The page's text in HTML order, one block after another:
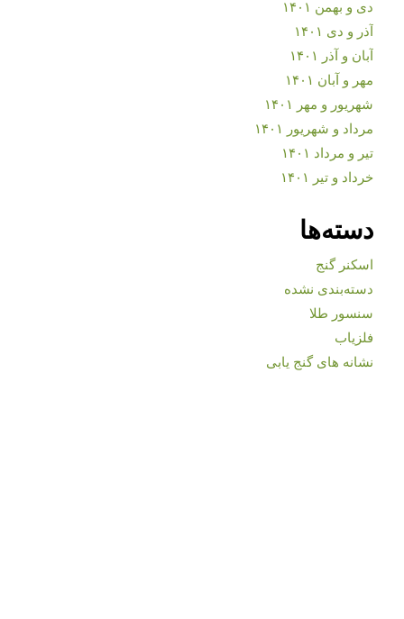
دی و بهمن ۱۴۰۱
آذر و دی ۱۴۰۱
آبان و آذر ۱۴۰۱
مهر و آبان ۱۴۰۱
شهریور و مهر ۱۴۰۱
مرداد و شهریور ۱۴۰۱
تیر و مرداد ۱۴۰۱
خرداد و تیر ۱۴۰۱
دسته‌ها
اسکنر گنج
دسته‌بندی نشده
سنسور طلا
فلزیاب
نشانه های گنج یابی